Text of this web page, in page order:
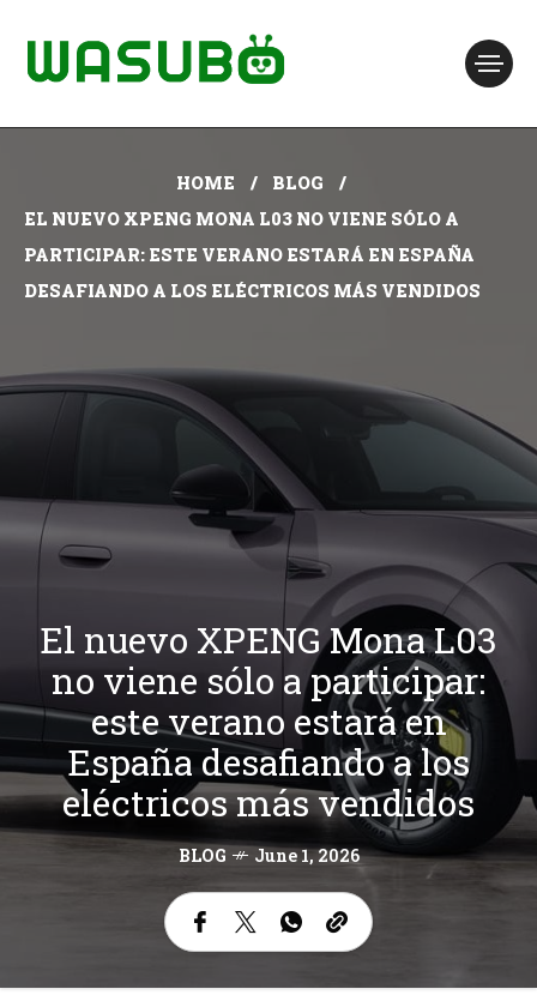
HOME
BLOG
EL NUEVO XPENG MONA L03 NO VIENE SÓLO A
PARTICIPAR: ESTE VERANO ESTARÁ EN ESPAÑA
DESAFIANDO A LOS ELÉCTRICOS MÁS VENDIDOS
El nuevo XPENG Mona L03
no viene sólo a participar:
este verano estará en
España desafiando a los
eléctricos más vendidos
BLOG June 1, 2026